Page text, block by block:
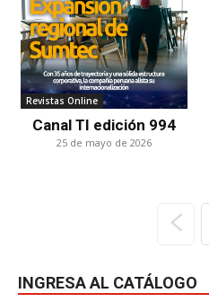
Revistas Online
Canal TI edición 994
25 de mayo de 2026
INGRESA AL CATÁLOGO